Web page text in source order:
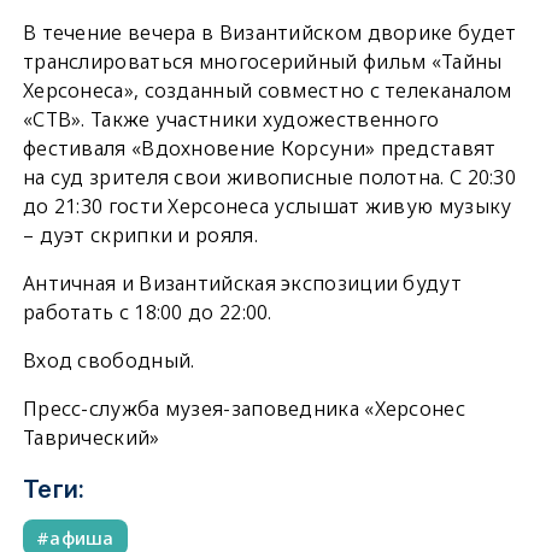
В течение вечера в Византийском дворике будет
транслироваться многосерийный фильм «Тайны
Херсонеса», созданный совместно с телеканалом
«СТВ». Также участники художественного
фестиваля «Вдохновение Корсуни» представят
на суд зрителя свои живописные полотна. С 20:30
до 21:30 гости Херсонеса услышат живую музыку
– дуэт скрипки и рояля.
Античная и Византийская экспозиции будут
работать с 18:00 до 22:00.
Вход свободный.
Пресс-служба музея-заповедника «Херсонес
Таврический»
Теги:
афиша